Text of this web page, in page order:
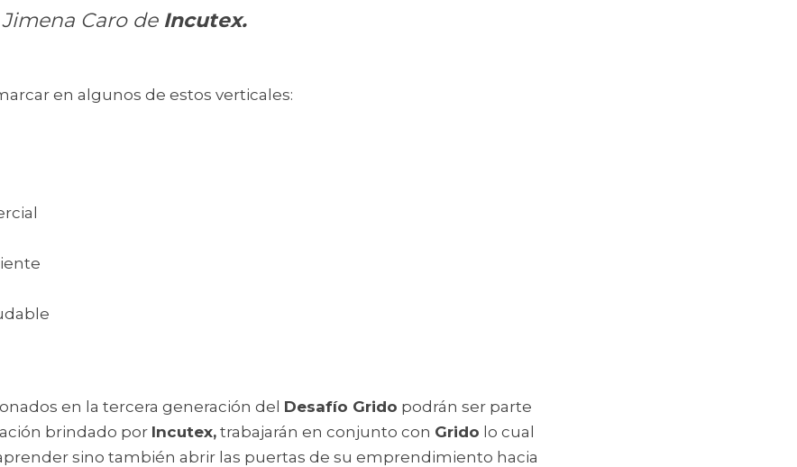
Caro de Incutex.
en algunos de estos verticales:
en la tercera generación del Desafío Grido podrán ser parte
brindado por Incutex, trabajarán en conjunto con Grido lo cual
sino también abrir las puertas de su emprendimiento hacia